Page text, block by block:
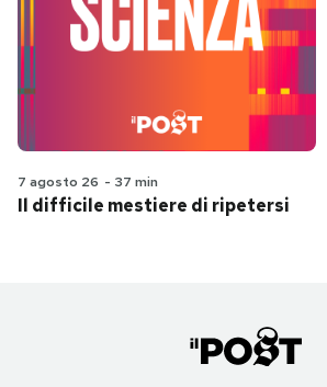
7 agosto 26 - 37 min
Il difficile mestiere di ripetersi